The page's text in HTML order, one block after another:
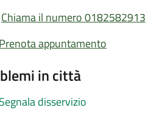
Chiama il numero 0182582913
Prenota appuntamento
in città
Segnala disservizio